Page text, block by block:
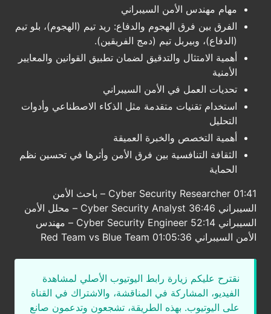
مهام مهندس الأمن السيبراني
الفرق بين فرق الهجوم والدفاع: ريد تيم (الهجوم)، بلو تيم
(الدفاع)، وبيربل تيم (دمج الفريقين).
أهمية الامتثال والتدقيق لضمان تطبيق القوانين والمعايير
الأمنية
تحديات العمل في الأمن السيبراني
استخدام تقنيات متقدمة مثل الذكاء الاصطناعي وأدوات
التحليل
أهمية التخصص والخبرة العميقة
الثقافة التنافسية بين فرق الأمن وأثرها في تحسين نظم
الحماية
01:41 Cyber Security Researcher – باحث الأمن
السيبراني 36:46 Cyber Security Analyst – محلل الأمن
السيبراني 52:14 Cyber Security Engineer – مهندس
الأمن السيبراني 01:05:36 Red Team vs Blue Team
نقترح عليكم زيارة رابط اليوتيوب الأصلي لمشاهدة
الفيديو، المشاركة في المناقشة، والاشتراك في القناة
على اليوتيوب. بهذه الطريقة، تشجعون وتدعمون صانع